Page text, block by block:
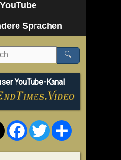
YouTube
Sprachen
🔍
YouTube-Kanal
FacebookTwitter